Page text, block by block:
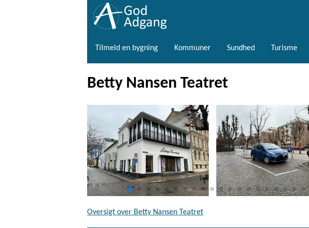
Tilmeld en bygning Kommuner Sundhed Turisme
Betty Nansen Teatret
Oversigt over Betty Nansen Teatret